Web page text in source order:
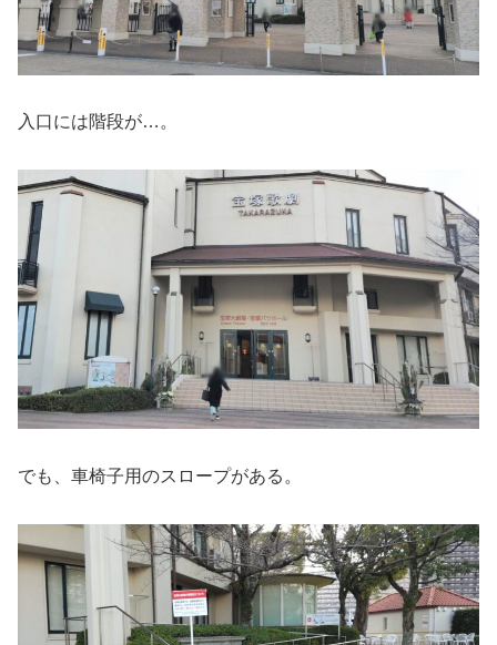
入口には階段が…。
でも、車椅子用のスロープがある。